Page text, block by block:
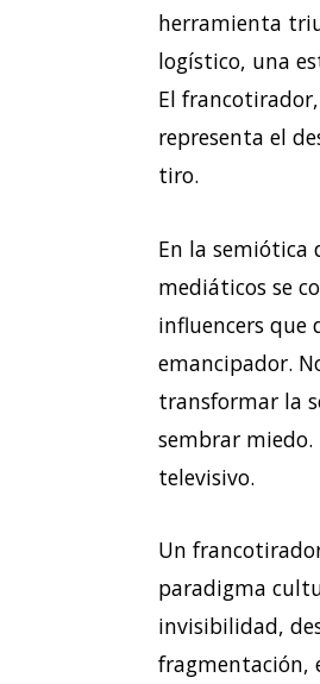
herramienta
logístico, una
El
representa el
tiro.
En la
mediáticos se
influencers que
emancipador.
transformar la
sembrar
televisivo.
Un
paradigma
invisibilidad,
fragmentación,